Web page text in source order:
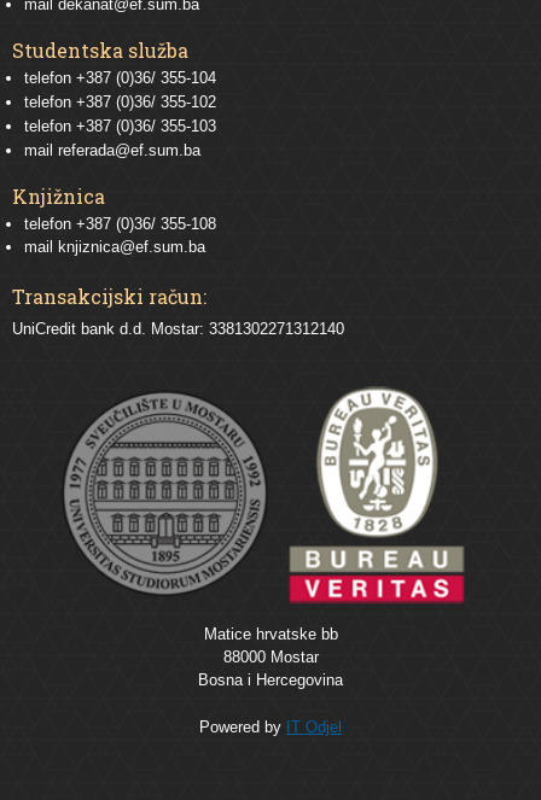
mail dekanat@ef.sum.ba
Studentska služba
telefon +387 (0)36/ 355-104
telefon +387 (0)36/ 355-102
telefon +387 (0)36/ 355-103
mail referada@ef.sum.ba
Knjižnica
telefon +387 (0)36/ 355-108
mail
knjiznica@ef.sum.ba
Transakcijski račun:
UniCredit bank d.d. Mostar: 3381302271312140
Matice hrvatske bb
88000 Mostar
Bosna i Hercegovina
Powered by IT Odjel